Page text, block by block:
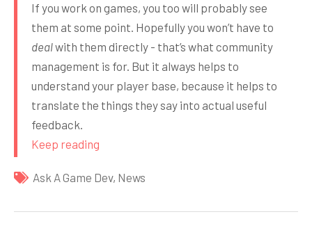
If you work on games, you too will probably see
them at some point. Hopefully you won’t have to
dealwith them directly - that’s what community
management is for. But it always helps to
understand your player base, because it helps to
translate the things they say into actual useful
feedback.
Keep reading
Ask A Game Dev, News